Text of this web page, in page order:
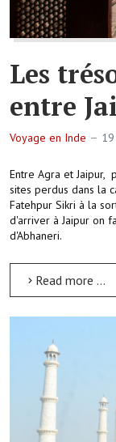
Les
entre
Voyage en Inde
Entre Agra et Jaipur,
sites perdus dans la
Fatehpur Sikri à la
d'arriver à Jaipur on
d'Abhaneri.
Read more …